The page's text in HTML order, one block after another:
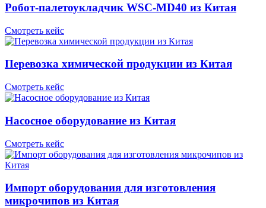
Робот-палетоукладчик WSC-MD40 из Китая
Смотреть кейс
Перевозка химической продукции из Китая
Смотреть кейс
Насосное оборудование из Китая
Смотреть кейс
Импорт оборудования для изготовления
микрочипов из Китая